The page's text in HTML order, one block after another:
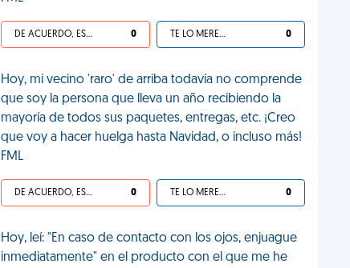
DE ACUERDO, ES UNA VIDA HP 0 TE LO MERECES 0
Hoy, mi vecino 'raro' de arriba todavía no comprende
que soy la persona que lleva un año recibiendo la
mayoría de todos sus paquetes, entregas, etc. ¡Creo
que voy a hacer huelga hasta Navidad, o incluso más!
FML
DE ACUERDO, ES UNA VIDA HP 0 TE LO MERECES 0
Hoy, leí: "En caso de contacto con los ojos, enjuague
inmediatamente" en el producto con el que me he